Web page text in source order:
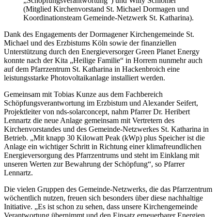
(Mitglied Kirchenvorstand St. Michael Dormagen und
Koordinationsteam Gemeinde-Netzwerk St. Katharina).
Dank des Engagements der Dormagener Kirchengemeinde St.
Michael und des Erzbistums Köln sowie der finanziellen
Unterstützung durch den Energieversorger Green Planet Energy
konnte nach der Kita „Heilige Familie“ in Horrem nunmehr auch
auf dem Pfarrzentrum St. Katharina in Hackenbroich eine
leistungsstarke Photovoltaikanlage installiert werden.
Gemeinsam mit Tobias Kunze aus dem Fachbereich
Schöpfungsverantwortung im Erzbistum und Alexander Seifert,
Projektleiter von nds-solarconcept, nahm Pfarrer Dr. Heribert
Lennartz die neue Anlage gemeinsam mit Vertretern des
Kirchenvorstandes und des Gemeinde-Netzwerkes St. Katharina in
Betrieb. „Mit knapp 30 Kilowatt Peak (kWp) plus Speicher ist die
Anlage ein wichtiger Schritt in Richtung einer klimafreundlichen
Energieversorgung des Pfarrzentrums und steht im Einklang mit
unseren Werten zur Bewahrung der Schöpfung“, so Pfarrer
Lennartz.
Die vielen Gruppen des Gemeinde-Netzwerks, die das Pfarrzentrum
wöchentlich nutzen, freuen sich besonders über diese nachhaltige
Initiative. „Es ist schon zu sehen, dass unsere Kirchengemeinde